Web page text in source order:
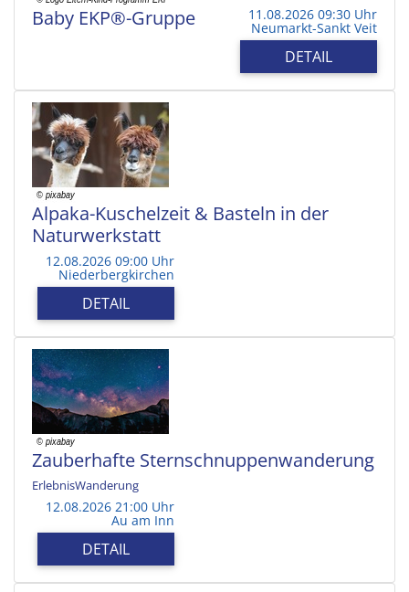
Baby EKP®-Gruppe 11.08.2026 09:30 Uhr
Neumarkt-Sankt Veit
DETAIL
Alpaka-Kuschelzeit & Basteln in der
Naturwerkstatt
12.08.2026 09:00 Uhr
Niederbergkirchen
DETAIL
Zauberhafte Sternschnuppenwanderung
ErlebnisWanderung
12.08.2026 21:00 Uhr
Au am Inn
DETAIL